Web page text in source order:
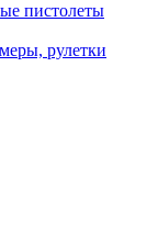
пистолеты
рулетки